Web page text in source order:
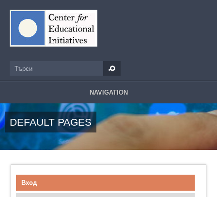
Търси
NAVIGATION
DEFAULT PAGES
Primary tabs
Вход